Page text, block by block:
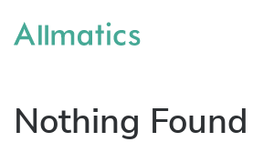
Nothing Found